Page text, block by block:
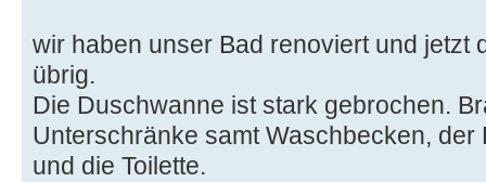
wir haben unser Bad renoviert und jetzt
übrig.
Die Duschwanne ist stark gebrochen.
Unterschränke samt Waschbecken,
und die Toilette.